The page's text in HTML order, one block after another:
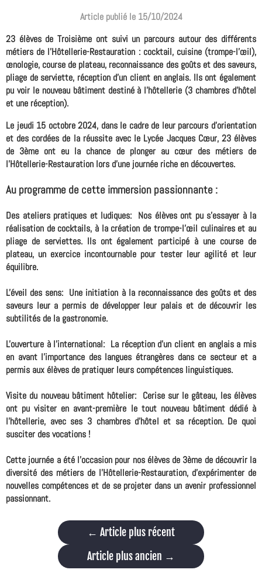
Article publié le 15/10/2024
23 élèves de Troisième ont suivi un parcours autour des différents
métiers de l'Hôtellerie-Restauration : cocktail, cuisine (trompe-l’œil),
œnologie, course de plateau, reconnaissance des goûts et des saveurs,
pliage de serviette, réception d’un client en anglais. Ils ont également
pu voir le nouveau bâtiment destiné à l’hôtellerie (3 chambres d’hôtel
et une réception).
Le jeudi 15 octobre 2024, dans le cadre de leur parcours d'orientation
et des cordées de la réussite avec le Lycée Jacques Cœur, 23 élèves
de 3ème ont eu la chance de plonger au cœur des métiers de
l'Hôtellerie-Restauration lors d'une journée riche en découvertes.
Au programme de cette immersion passionnante :
Des ateliers pratiques et ludiques: Nos élèves ont pu s'essayer à la
réalisation de cocktails, à la création de trompe-l’œil culinaires et au
pliage de serviettes. Ils ont également participé à une course de
plateau, un exercice incontournable pour tester leur agilité et leur
équilibre.
L'éveil des sens: Une initiation à la reconnaissance des goûts et des
saveurs leur a permis de développer leur palais et de découvrir les
subtilités de la gastronomie.
L'ouverture à l'international: La réception d'un client en anglais a mis
en avant l'importance des langues étrangères dans ce secteur et a
permis aux élèves de pratiquer leurs compétences linguistiques.
Visite du nouveau bâtiment hôtelier: Cerise sur le gâteau, les élèves
ont pu visiter en avant-première le tout nouveau bâtiment dédié à
l'hôtellerie, avec ses 3 chambres d'hôtel et sa réception. De quoi
susciter des vocations !
Cette journée a été l'occasion pour nos élèves de 3ème de découvrir la
diversité des métiers de l'Hôtellerie-Restauration, d'expérimenter de
nouvelles compétences et de se projeter dans un avenir professionnel
passionnant.
← Article plus récent
Article plus ancien →